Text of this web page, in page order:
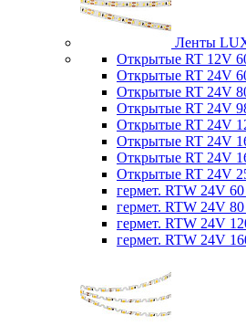
Ленты
Открытые RT 12V
Открытые RT 24V
Открытые RT 24V
Открытые RT 24V
Открытые RT 24V
Открытые RT 24V
Открытые RT 24V
Открытые RT 24V
гермет. RTW 24V
гермет. RTW 24V
гермет. RTW 24V
гермет. RTW 24V